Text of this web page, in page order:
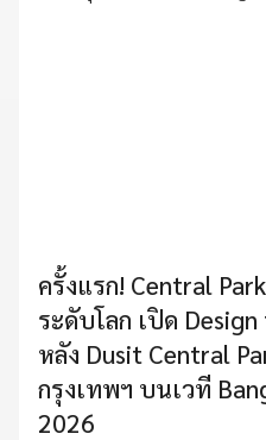
ครั้งแรก! Central
ระดับโลก เปิด
หลัง Dusit Central
กรุงเทพฯ บนเวที
2026